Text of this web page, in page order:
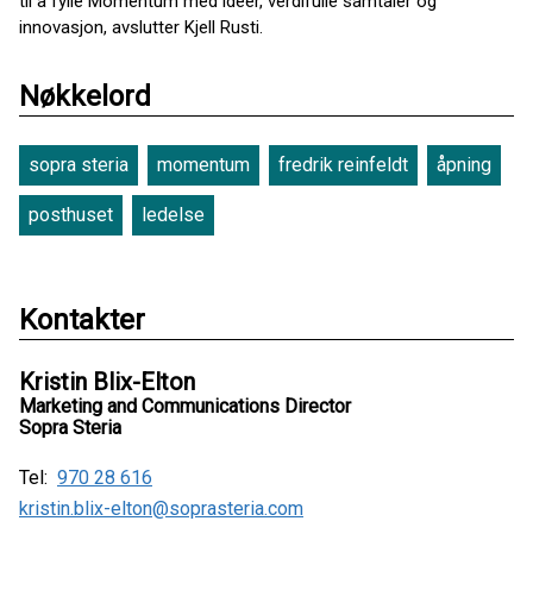
innovasjon, avslutter Kjell Rusti.
Nøkkelord
sopra steria momentum fredrik reinfeldt åpning
posthuset ledelse
Kontakter
Kristin Blix-Elton
Marketing and Communications Director
Sopra Steria
Tel: 970 28 616
kristin.blix-elton@soprasteria.com